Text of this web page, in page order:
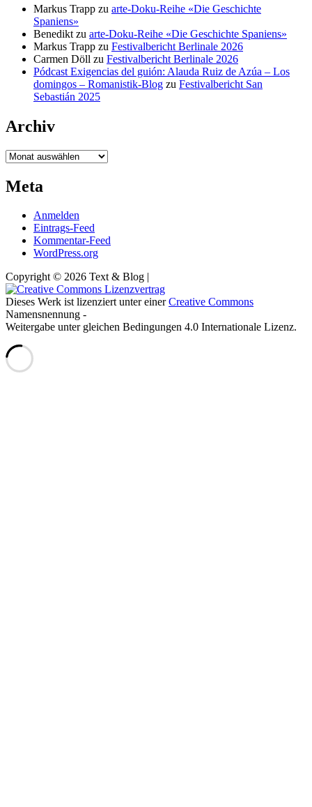
Markus Trapp zu arte-Doku-Reihe «Die Geschichte
Spaniens»
Benedikt zu arte-Doku-Reihe «Die Geschichte Spaniens»
Markus Trapp zu Festivalbericht Berlinale 2026
Carmen Döll zu Festivalbericht Berlinale 2026
Pódcast Exigencias del guión: Alauda Ruiz de Azúa – Los
domingos – Romanistik-Blog zu Festivalbericht San
Sebastián 2025
Archiv
Archiv
Meta
Anmelden
Eintrags-Feed
Kommentar-Feed
WordPress.org
Copyright © 2026 Text & Blog |
Dieses Werk ist lizenziert unter einerCreative Commons
Namensnennung -
Weitergabe unter gleichen Bedingungen 4.0 Internationale Lizenz.